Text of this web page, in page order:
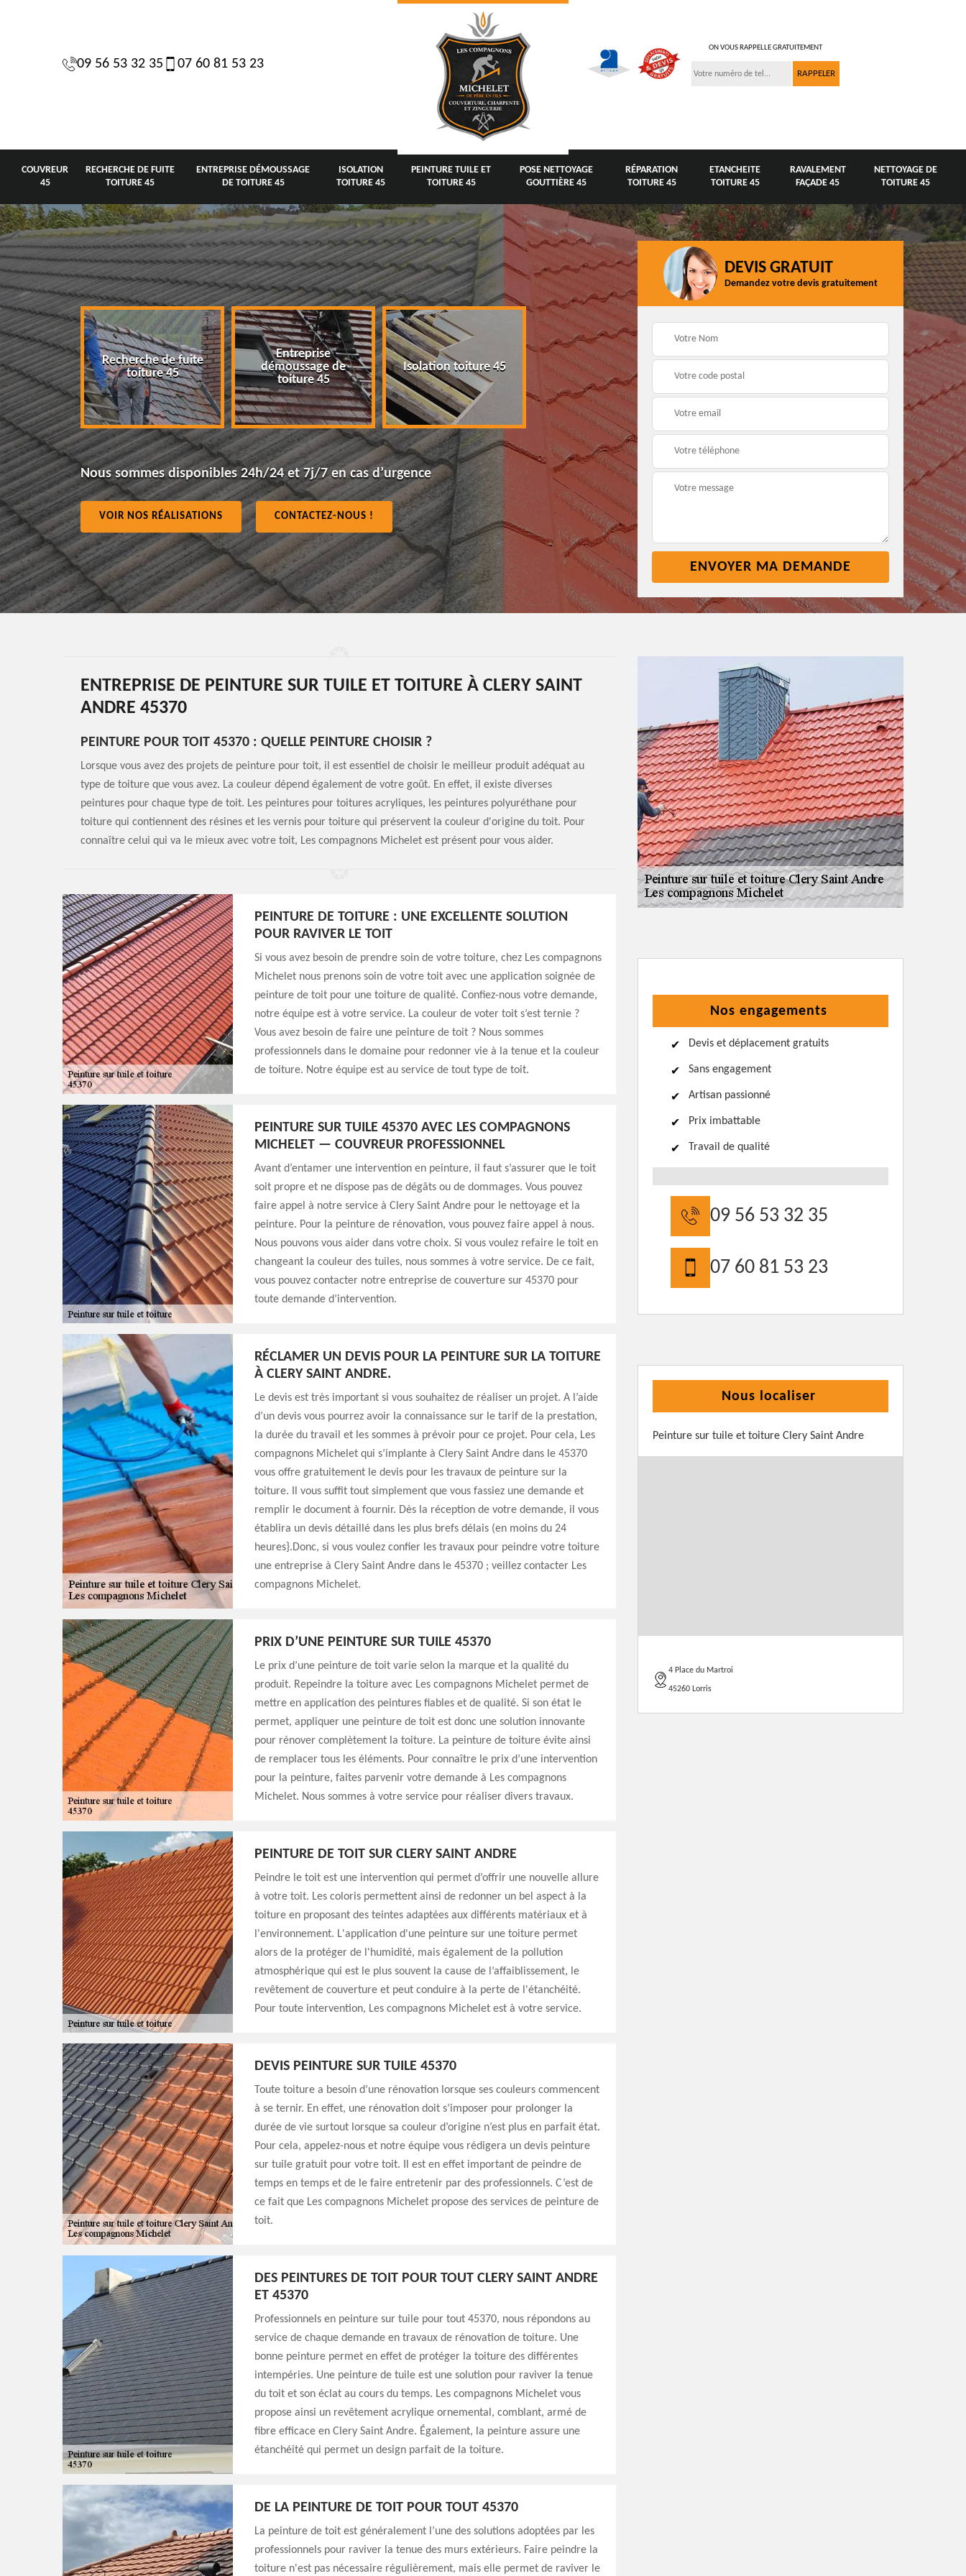
09 56 53 32 35 07 60 81 53 23
ON VOUS RAPPELLE GRATUITEMENT
COUVREUR
45
RECHERCHE DE FUITE
TOITURE 45
ENTREPRISE DÉMOUSSAGE
DE TOITURE 45
ISOLATION
TOITURE 45
PEINTURE TUILE ET
TOITURE 45
POSE NETTOYAGE
GOUTTIÈRE 45
RÉPARATION
TOITURE 45
ETANCHEITE
TOITURE 45
RAVALEMENT
FAÇADE 45
NETTOYAGE DE
TOITURE 45
Recherche de fuite
toiture 45
Entreprise
démoussage de
toiture 45
Isolation toiture 45
Peinture tuile et
toiture 45
Pose nettoyage
gouttière 45
Réparation toiture 45
Nous sommes disponibles 24h/24 et 7j/7 en cas d’urgence
VOIR NOS RÉALISATIONS CONTACTEZ-NOUS !
DEVIS GRATUIT
Demandez votre devis gratuitement
ENTREPRISE DE PEINTURE SUR TUILE ET TOITURE À CLERY SAINT
ANDRE 45370
PEINTURE POUR TOIT 45370 : QUELLE PEINTURE CHOISIR ?
Lorsque vous avez des projets de peinture pour toit, il est essentiel de choisir le meilleur produit adéquat au
type de toiture que vous avez. La couleur dépend également de votre goût. En effet, il existe diverses
peintures pour chaque type de toit. Les peintures pour toitures acryliques, les peintures polyuréthane pour
toiture qui contiennent des résines et les vernis pour toiture qui préservent la couleur d'origine du toit. Pour
connaître celui qui va le mieux avec votre toit, Les compagnons Michelet est présent pour vous aider.
PEINTURE DE TOITURE : UNE EXCELLENTE SOLUTION
POUR RAVIVER LE TOIT
Si vous avez besoin de prendre soin de votre toiture, chez Les compagnons
Michelet nous prenons soin de votre toit avec une application soignée de
peinture de toit pour une toiture de qualité. Confiez-nous votre demande,
notre équipe est à votre service. La couleur de voter toit s’est ternie ?
Vous avez besoin de faire une peinture de toit ? Nous sommes
professionnels dans le domaine pour redonner vie à la tenue et la couleur
de toiture. Notre équipe est au service de tout type de toit.
PEINTURE SUR TUILE 45370 AVEC LES COMPAGNONS
MICHELET — COUVREUR PROFESSIONNEL
Avant d’entamer une intervention en peinture, il faut s’assurer que le toit
soit propre et ne dispose pas de dégâts ou de dommages. Vous pouvez
faire appel à notre service à Clery Saint Andre pour le nettoyage et la
peinture. Pour la peinture de rénovation, vous pouvez faire appel à nous.
Nous pouvons vous aider dans votre choix. Si vous voulez refaire le toit en
changeant la couleur des tuiles, nous sommes à votre service. De ce fait,
vous pouvez contacter notre entreprise de couverture sur 45370 pour
toute demande d’intervention.
RÉCLAMER UN DEVIS POUR LA PEINTURE SUR LA TOITURE
À CLERY SAINT ANDRE.
Le devis est très important si vous souhaitez de réaliser un projet. A l’aide
d’un devis vous pourrez avoir la connaissance sur le tarif de la prestation,
la durée du travail et les sommes à prévoir pour ce projet. Pour cela, Les
compagnons Michelet qui s’implante à Clery Saint Andre dans le 45370
vous offre gratuitement le devis pour les travaux de peinture sur la
toiture. Il vous suffit tout simplement que vous fassiez une demande et
remplir le document à fournir. Dès la réception de votre demande, il vous
établira un devis détaillé dans les plus brefs délais (en moins du 24
heures}.Donc, si vous voulez confier les travaux pour peindre votre toiture
une entreprise à Clery Saint Andre dans le 45370 ; veillez contacter Les
compagnons Michelet.
PRIX D’UNE PEINTURE SUR TUILE 45370
Le prix d’une peinture de toit varie selon la marque et la qualité du
produit. Repeindre la toiture avec Les compagnons Michelet permet de
mettre en application des peintures fiables et de qualité. Si son état le
permet, appliquer une peinture de toit est donc une solution innovante
pour rénover complètement la toiture. La peinture de toiture évite ainsi
de remplacer tous les éléments. Pour connaître le prix d’une intervention
pour la peinture, faites parvenir votre demande à Les compagnons
Michelet. Nous sommes à votre service pour réaliser divers travaux.
PEINTURE DE TOIT SUR CLERY SAINT ANDRE
Peindre le toit est une intervention qui permet d’offrir une nouvelle allure
à votre toit. Les coloris permettent ainsi de redonner un bel aspect à la
toiture en proposant des teintes adaptées aux différents matériaux et à
l'environnement. L'application d'une peinture sur une toiture permet
alors de la protéger de l'humidité, mais également de la pollution
atmosphérique qui est le plus souvent la cause de l’affaiblissement, le
revêtement de couverture et peut conduire à la perte de l'étanchéité.
Pour toute intervention, Les compagnons Michelet est à votre service.
DEVIS PEINTURE SUR TUILE 45370
Toute toiture a besoin d’une rénovation lorsque ses couleurs commencent
à se ternir. En effet, une rénovation doit s’imposer pour prolonger la
durée de vie surtout lorsque sa couleur d’origine n’est plus en parfait état.
Pour cela, appelez-nous et notre équipe vous rédigera un devis peinture
sur tuile gratuit pour votre toit. Il est en effet important de peindre de
temps en temps et de le faire entretenir par des professionnels. C’est de
ce fait que Les compagnons Michelet propose des services de peinture de
toit.
DES PEINTURES DE TOIT POUR TOUT CLERY SAINT ANDRE
ET 45370
Professionnels en peinture sur tuile pour tout 45370, nous répondons au
service de chaque demande en travaux de rénovation de toiture. Une
bonne peinture permet en effet de protéger la toiture des différentes
intempéries. Une peinture de tuile est une solution pour raviver la tenue
du toit et son éclat au cours du temps. Les compagnons Michelet vous
propose ainsi un revêtement acrylique ornemental, comblant, armé de
fibre efficace en Clery Saint Andre. Également, la peinture assure une
étanchéité qui permet un design parfait de la toiture.
DE LA PEINTURE DE TOIT POUR TOUT 45370
La peinture de toit est généralement l’une des solutions adoptées par les
professionnels pour raviver la tenue des murs extérieurs. Faire peindre la
toiture n'est pas nécessaire régulièrement, mais elle permet de raviver le
Nos engagements
Devis et déplacement gratuits
Sans engagement
Artisan passionné
Prix imbattable
Travail de qualité
09 56 53 32 35
07 60 81 53 23
Nous localiser
Peinture sur tuile et toiture Clery Saint Andre
4 Place du Martroi
45260 Lorris